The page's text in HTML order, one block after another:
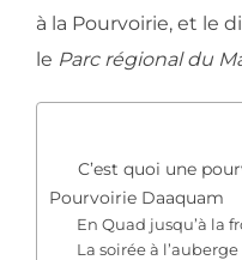
à la Pourvoirie, et le
le Parc régional du
C’est quoi une
Pourvoirie Daaquam
En Quad jusqu’à la
La soirée à l’auberge